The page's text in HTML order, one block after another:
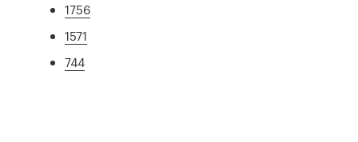
1756
1571
744